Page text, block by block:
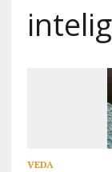
VEDA